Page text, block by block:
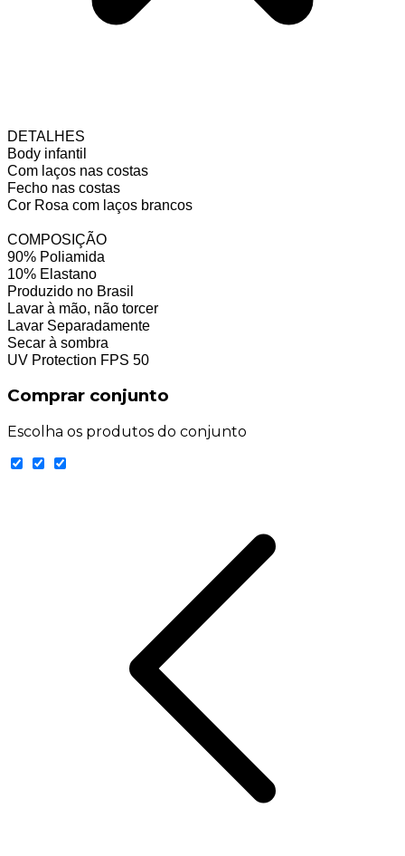
DETALHES
Body infantil
Com laços nas costas
Fecho nas costas
Cor Rosa com laços brancos
COMPOSIÇÃO
90% Poliamida
10% Elastano
Produzido no Brasil
Lavar à mão, não torcer
Lavar Separadamente
Secar à sombra
UV Protection FPS 50
Comprar conjunto
Escolha os produtos do conjunto